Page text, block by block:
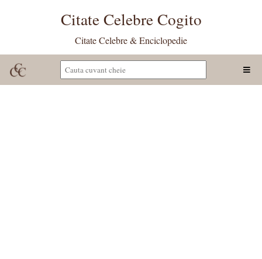
Citate Celebre Cogito
Citate Celebre & Enciclopedie